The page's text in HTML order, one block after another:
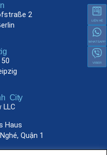
2
City
LLC
Haus
Quận 1
LIỆN HỆ
WHATSAPP
VIBER